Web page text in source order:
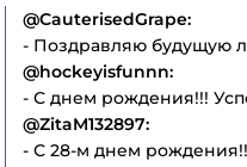
@CauterisedGrape:
- Поздравляю будущую
@hockeyisfunnn:
- С днем рождения!!!
@ZitaM132897:
- С 28-м днем